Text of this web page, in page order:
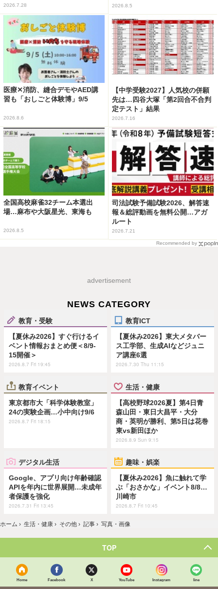
2026.7.28 2026.8.5
医療✕消防、縫合デモやAED講
習も「おしごと体験博」9/5
2026.8.6
【中学受験2027】人気校の併願
先は…四谷大塚「第2回合不合判
定テスト」結果
2026.7.16
全国高校麻雀32チーム本選出
場…麻布や大阪星光、東海も
2026.8.5
司法試験予備試験2026、解答速
報＆総評動画を無料公開…アガ
ルート
2026.7.21
Recommended by
advertisement
NEWS CATEGORY
教育・受験
【夏休み2026】すぐ行けるイ
ベント情報おまとめ便＜8/9-
15開催＞
2026.8.7 Fri 19:45
教育ICT
【夏休み2026】東大メタバー
ス工学部、生成AIなどジュニ
ア講座6選
2026.7.30 Thu 11:15
教育イベント
東京都市大「科学体験教室」
24の実験企画…小中向け9/6
2026.8.7 Fri 18:15
生活・健康
【高校野球2026夏】第4日青
森山田・東日大昌平・大分
商・英明が勝利、第5日は花巻
東vs新田ほか
2026.8.9 Sun 9:15
デジタル生活
Google、アプリ向け年齢確認
APIを年内に世界展開…未成年
者保護を強化
2026.7.31 Fri 13:45
趣味・娯楽
【夏休み2026】魚に触れて学
ぶ「おさかな」イベント8/8…
川崎市
2026.8.7 Fri 10:45
ホーム › 生活・健康 › その他 › 記事 › 写真・画像
TOP
Home Facebook X YouTube Instagram line